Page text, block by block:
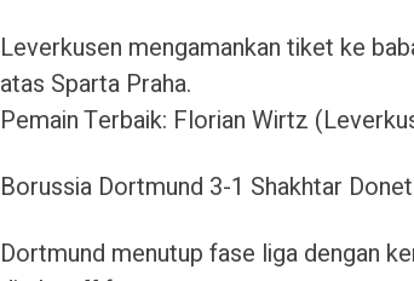
Leverkusen mengamankan tiket ke
atas Sparta Praha.
Pemain Terbaik: Florian Wirtz
Borussia Dortmund 3-1 Shakhtar
Dortmund menutup fase liga dengan